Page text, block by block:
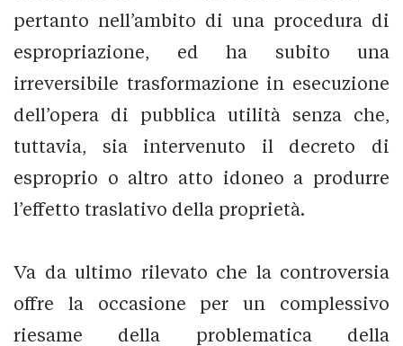
pertanto nell’ambito di una procedura di
espropriazione, ed ha subito una
irreversibile trasformazione in esecuzione
dell’opera di pubblica utilità senza che,
tuttavia, sia intervenuto il decreto di
esproprio o altro atto idoneo a produrre
l’effetto traslativo della proprietà.
Va da ultimo rilevato che la controversia
offre la occasione per un complessivo
riesame della problematica della